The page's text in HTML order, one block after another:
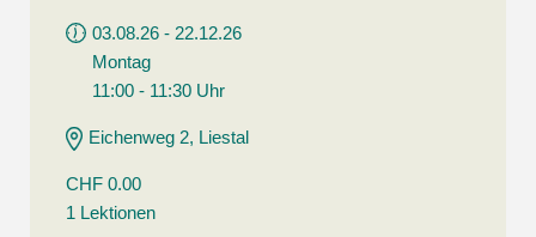
03.08.26 - 22.12.26
Montag
11:00 - 11:30 Uhr
Eichenweg 2, Liestal
CHF 0.00
1 Lektionen